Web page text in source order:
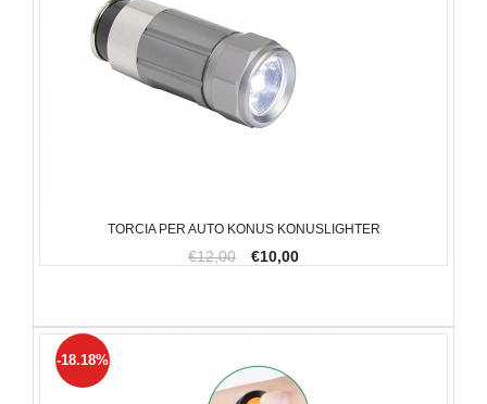
TORCIA PER AUTO KONUS KONUSLIGHTER
€12,00 €10,00
-18.18%